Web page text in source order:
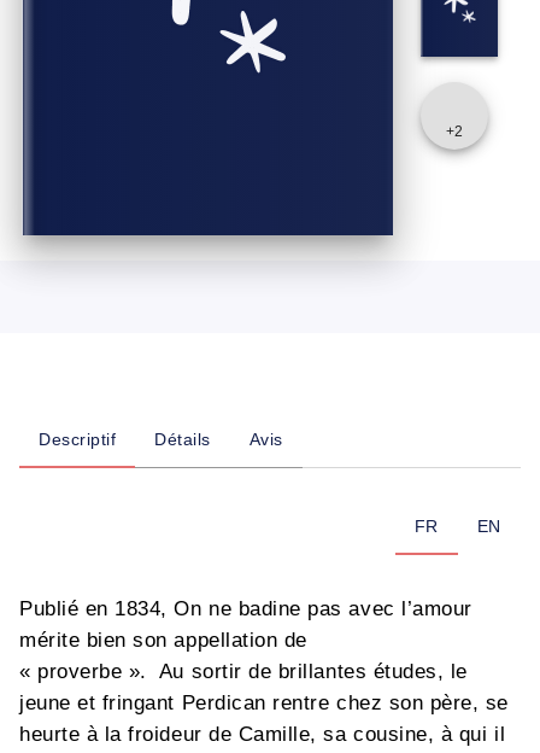
+2
Descriptif Détails Avis
FR EN
Publié en 1834, On ne badine pas avec l’amour
mérite bien son appellation de
« proverbe ». Au sortir de brillantes études, le
jeune et fringant Perdican rentre chez son père, se
heurte à la froideur de Camille, sa cousine, à qui il